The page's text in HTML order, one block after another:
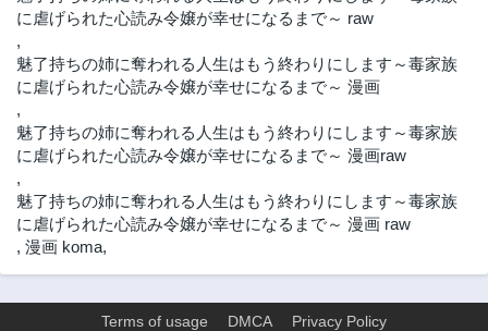
に虐げられた心読み令嬢が幸せになるまで～ raw
,
魅了持ちの姉に奪われる人生はもう終わりにします～毒家族
に虐げられた心読み令嬢が幸せになるまで～ 漫画
,
魅了持ちの姉に奪われる人生はもう終わりにします～毒家族
に虐げられた心読み令嬢が幸せになるまで～ 漫画raw
,
魅了持ちの姉に奪われる人生はもう終わりにします～毒家族
に虐げられた心読み令嬢が幸せになるまで～ 漫画 raw
, 漫画 koma,
Terms of usage DMCA Privacy Policy